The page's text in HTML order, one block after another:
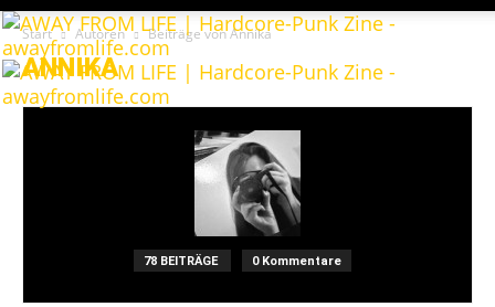
Start Autoren Beiträge von Annika
ANNIKA
78 BEITRÄGE 0 Kommentare